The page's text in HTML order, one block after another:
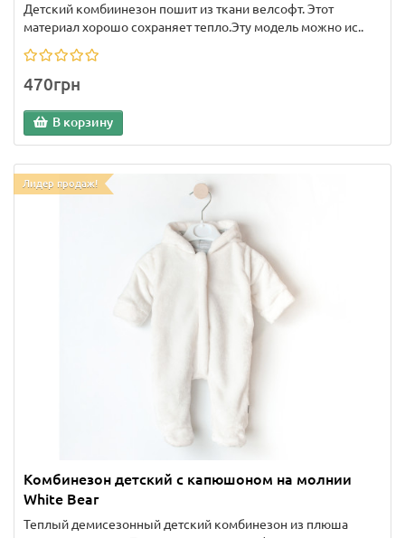
Детский комбиинезон пошит из ткани велсофт. Этот
материал хорошо сохраняет тепло.Эту модель можно ис..
470грн
В корзину
Лидер продаж!
Комбинезон детский с капюшоном на молнии
White Bear
Теплый демисезонный детский комбинезон из плюша